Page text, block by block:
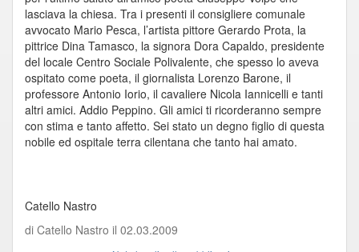
lasciava la chiesa. Tra i presenti il consigliere comunale
avvocato Mario Pesca, l’artista pittore Gerardo Prota, la
pittrice Dina Tamasco, la signora Dora Capaldo, presidente
del locale Centro Sociale Polivalente, che spesso lo aveva
ospitato come poeta, il giornalista Lorenzo Barone, il
professore Antonio Iorio, il cavaliere Nicola Iannicelli e tanti
altri amici. Addio Peppino. Gli amici ti ricorderanno sempre
con stima e tanto affetto. Sei stato un degno figlio di questa
nobile ed ospitale terra cilentana che tanto hai amato.
Catello Nastro
di Catello Nastro il 02.03.2009